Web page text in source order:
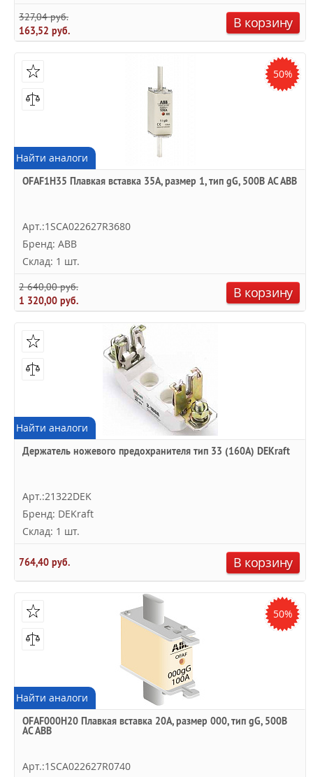
327,04 руб.
163,52 руб.
В корзину
50%
Найти аналоги
OFAF1H35 Плавкая вставка 35А, размер 1, тип gG, 500В AC ABB
Арт.:1SCA022627R3680
Бренд: ABB
Склад: 1 шт.
2 640,00 руб.
1 320,00 руб.
В корзину
Найти аналоги
Держатель ножевого предохранителя тип 33 (160А) DEKraft
Арт.:21322DEK
Бренд: DEKraft
Склад: 1 шт.
764,40 руб. В корзину
50%
Найти аналоги
OFAF000H20 Плавкая вставка 20А, размер 000, тип gG, 500В
AC ABB
Арт.:1SCA022627R0740